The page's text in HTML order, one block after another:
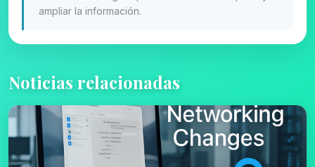
ampliar la información.
Noticias relacionadas